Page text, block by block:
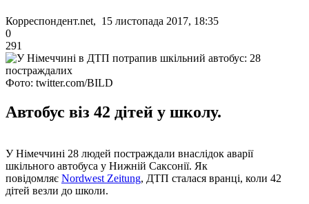
Корреспондент.net, 15 листопада 2017, 18:35
0
291
Фото: twitter.com/BILD
Автобус віз 42 дітей у школу.
У Німеччині 28 людей постраждали внаслідок аварії
шкільного автобуса у Нижній Саксонії. Як
повідомляє Nordwest Zeitung, ДТП сталася вранці, коли 42
дітей везли до школи.